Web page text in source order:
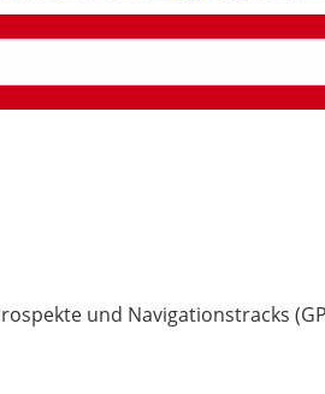
und Navigationstracks